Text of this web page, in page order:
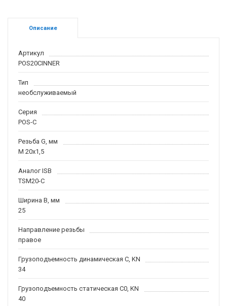
Описание
Артикул
POS20CINNER
Тип
необслуживаемый
Серия
POS-C
Резьба G, мм
M 20x1,5
Аналог ISB
TSM20-C
Ширина B, мм
25
Направление резьбы
правое
Грузоподъемность динамическая C, KN
34
Грузоподъемность статическая C0, KN
40